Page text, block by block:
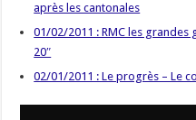
après les cantonales
01/02/2011 : RMC les
20″
02/01/2011 : Le progrès – Le